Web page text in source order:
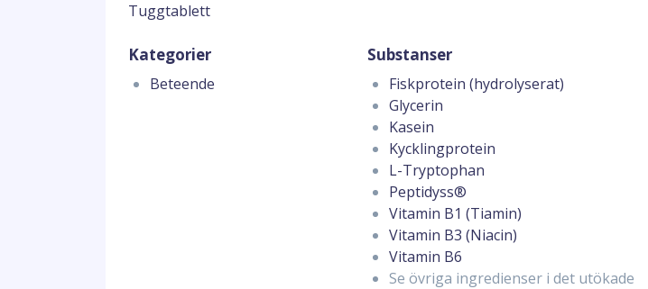
Tuggtablett
Kategorier
Beteende
Substanser
Fiskprotein (hydrolyserat)
Glycerin
Kasein
Kycklingprotein
L-Tryptophan
Peptidyss®
Vitamin B1 (Tiamin)
Vitamin B3 (Niacin)
Vitamin B6
Se övriga ingredienser i det utökade